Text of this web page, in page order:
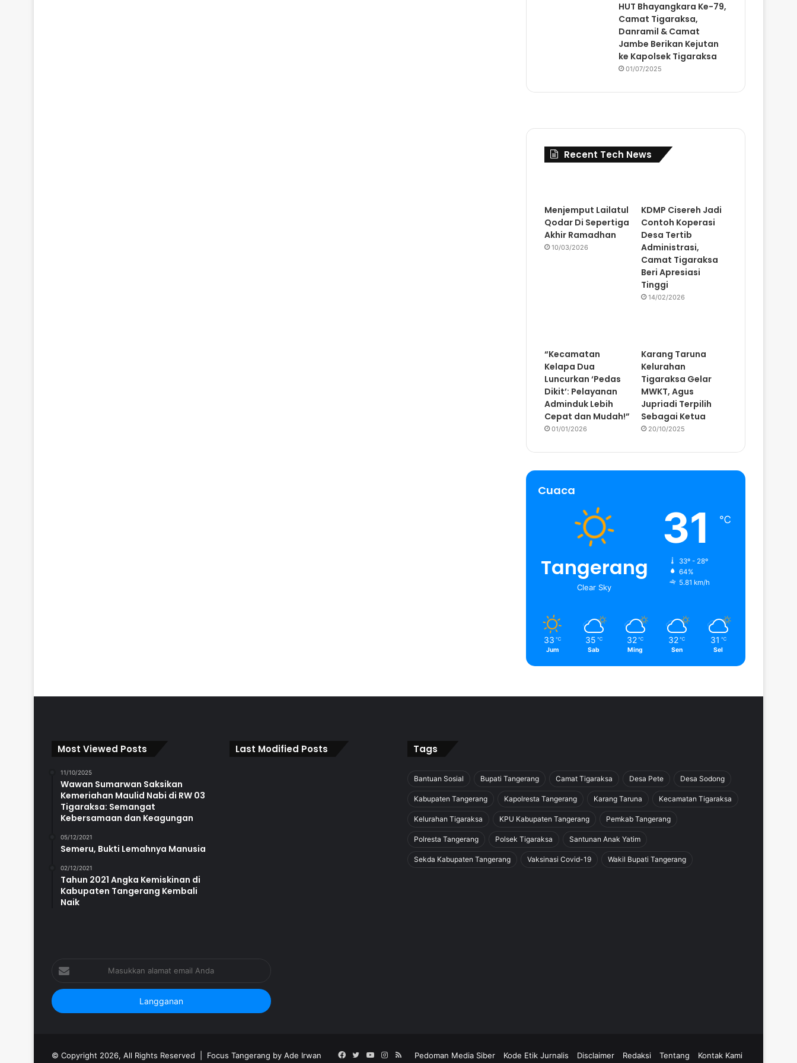
HUT Bhayangkara Ke-79,
Camat Tigaraksa,
Danramil & Camat
Jambe Berikan Kejutan
ke Kapolsek Tigaraksa
01/07/2025
Recent Tech News
Menjemput Lailatul
Qodar Di Sepertiga
Akhir Ramadhan
10/03/2026
KDMP Cisereh Jadi
Contoh Koperasi
Desa Tertib
Administrasi,
Camat Tigaraksa
Beri Apresiasi
Tinggi
14/02/2026
“Kecamatan
Kelapa Dua
Luncurkan ‘Pedas
Dikit’: Pelayanan
Adminduk Lebih
Cepat dan Mudah!”
01/01/2026
Karang Taruna
Kelurahan
Tigaraksa Gelar
MWKT, Agus
Jupriadi Terpilih
Sebagai Ketua
20/10/2025
Cuaca
Tangerang
Clear Sky
31 ℃
33º - 28º
64%
5.81 km/h
33 ℃
Jum
35 ℃
Sab
32 ℃
Ming
32 ℃
Sen
31 ℃
Sel
Most Viewed Posts
11/10/2025
Wawan Sumarwan Saksikan
Kemeriahan Maulid Nabi di RW 03
Tigaraksa: Semangat
Kebersamaan dan Keagungan
05/12/2021
Semeru, Bukti Lemahnya Manusia
02/12/2021
Tahun 2021 Angka Kemiskinan di
Kabupaten Tangerang Kembali
Naik
Last Modified Posts Tags
Bantuan Sosial Bupati Tangerang Camat Tigaraksa Desa Pete Desa Sodong
Kabupaten Tangerang Kapolresta Tangerang Karang Taruna Kecamatan Tigaraksa
Kelurahan Tigaraksa KPU Kabupaten Tangerang Pemkab Tangerang
Polresta Tangerang Polsek Tigaraksa Santunan Anak Yatim
Sekda Kabupaten Tangerang Vaksinasi Covid-19 Wakil Bupati Tangerang
alamat
email
Anda
© Copyright 2026, All Rights Reserved | Focus Tangerang by Ade Irwan Pedoman Media Siber Kode Etik Jurnalis Disclaimer Redaksi Tentang Kontak Kami
Facebook
TwitterYouTubeInstagram
RSS